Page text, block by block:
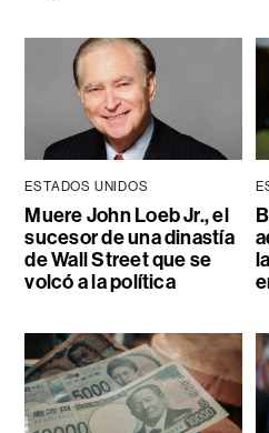
ESTADOS UNIDOS
Muere John Loeb Jr., el
sucesor de una dinastía
de Wall Street que se
volcó a la política